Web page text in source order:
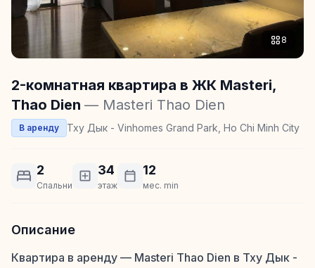
8
2-комнатная квартира в ЖК Masteri,
Thao Dien — Masteri Thao Dien
В аренду Тху Дык - Vinhomes Grand Park, Ho Chi Minh City
2
Спальни
34
этаж
12
мес. min
Описание
Квартира в аренду — Masteri Thao Dien в Тху Дык -